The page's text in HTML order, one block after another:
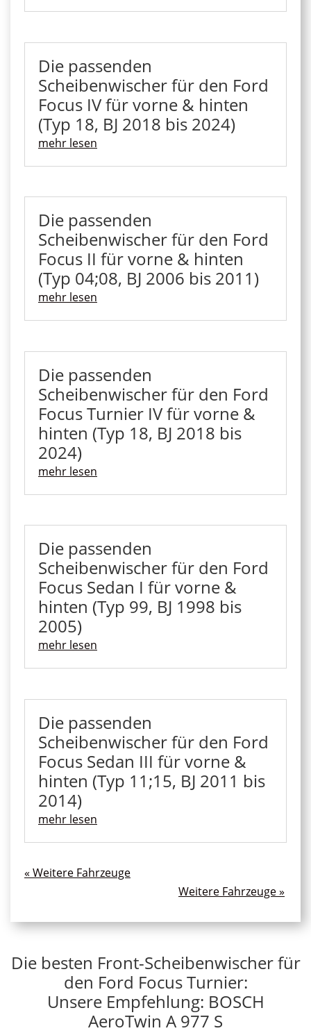
Die passenden
Scheibenwischer für den Ford
Focus IV für vorne & hinten
(Typ 18, BJ 2018 bis 2024)
mehr lesen
Die passenden
Scheibenwischer für den Ford
Focus II für vorne & hinten
(Typ 04;08, BJ 2006 bis 2011)
mehr lesen
Die passenden
Scheibenwischer für den Ford
Focus Turnier IV für vorne &
hinten (Typ 18, BJ 2018 bis
2024)
mehr lesen
Die passenden
Scheibenwischer für den Ford
Focus Sedan I für vorne &
hinten (Typ 99, BJ 1998 bis
2005)
mehr lesen
Die passenden
Scheibenwischer für den Ford
Focus Sedan III für vorne &
hinten (Typ 11;15, BJ 2011 bis
2014)
mehr lesen
Nächste Einträge »
Die besten Front-Scheibenwischer für
den Ford Focus Turnier:
Unsere Empfehlung: BOSCH
AeroTwin A 977 S